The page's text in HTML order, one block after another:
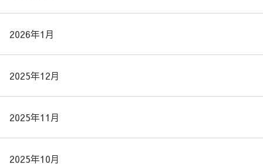
2026年1月
2025年12月
2025年11月
2025年10月